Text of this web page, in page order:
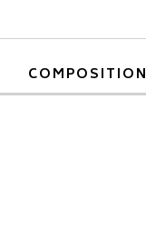
COMPOSITION